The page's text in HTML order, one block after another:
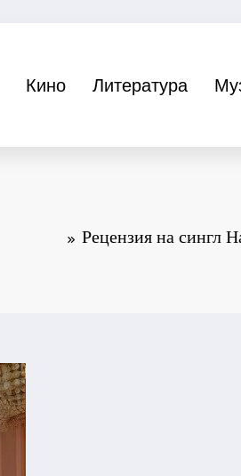
Кино Литература
Рецензия на сингл